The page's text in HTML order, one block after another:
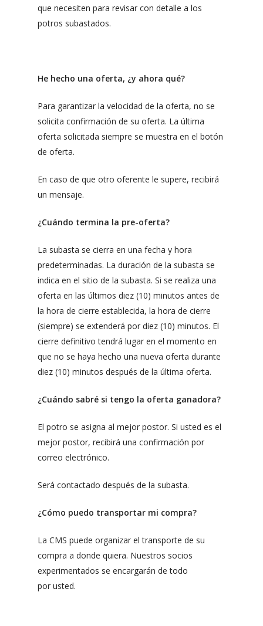
que necesiten para revisar con detalle a los
potros subastados.
He hecho una oferta, ¿y ahora qué?
Para garantizar la velocidad de la oferta, no se
solicita confirmación de su oferta. La última
oferta solicitada siempre se muestra en el botón
de oferta.
En caso de que otro oferente le supere, recibirá
un mensaje.
¿Cuándo termina la pre-oferta?
La subasta se cierra en una fecha y hora
predeterminadas. La duración de la subasta se
indica en el sitio de la subasta. Si se realiza una
oferta en las últimos diez (10) minutos antes de
la hora de cierre establecida, la hora de cierre
(siempre) se extenderá por diez (10) minutos. El
cierre definitivo tendrá lugar en el momento en
que no se haya hecho una nueva oferta durante
diez (10) minutos después de la última oferta.
¿Cuándo sabré si tengo la oferta ganadora?
El potro se asigna al mejor postor. Si usted es el
mejor postor, recibirá una confirmación por
correo electrónico.
Será contactado después de la subasta.
¿Cómo puedo transportar mi compra?
La CMS puede organizar el transporte de su
compra a donde quiera. Nuestros socios
experimentados se encargarán de todo
por usted.